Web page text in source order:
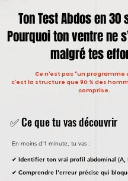
Ton Test Abdos en 30
Pourquoi ton ventre ne
malgré tes
Ce n’est pas "un programme
c’est la structure que 90 % des
comprise.
✅ Ce que tu vas découvrir
En moins d'1 minute, tu vas :
✔ Identifier ton vrai profil abdominal (A,
✔ Comprendre l’erreur précise qui